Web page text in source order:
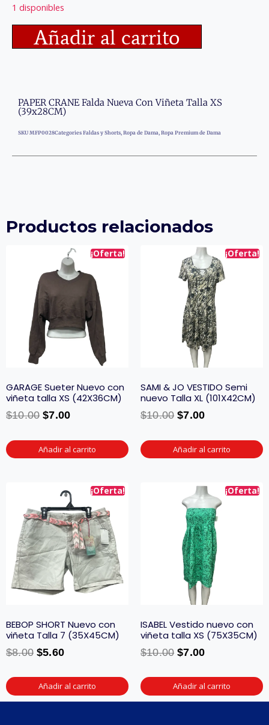
1 disponibles
Añadir al carrito
PAPER CRANE Falda Nueva Con Viñeta Talla XS
(39x28CM)
SKU MFP0028Categories Faldas y Shorts, Ropa de Dama, Ropa Premium de Dama
Productos relacionados
¡Oferta!
GARAGE Sueter Nuevo con
viñeta talla XS (42X36CM)
$10.00 $7.00
Añadir al carrito
¡Oferta!
SAMI & JO VESTIDO Semi
nuevo Talla XL (101X42CM)
$10.00 $7.00
Añadir al carrito
¡Oferta!
BEBOP SHORT Nuevo con
viñeta Talla 7 (35X45CM)
$8.00 $5.60
Añadir al carrito
¡Oferta!
ISABEL Vestido nuevo con
viñeta talla XS (75X35CM)
$10.00 $7.00
Añadir al carrito